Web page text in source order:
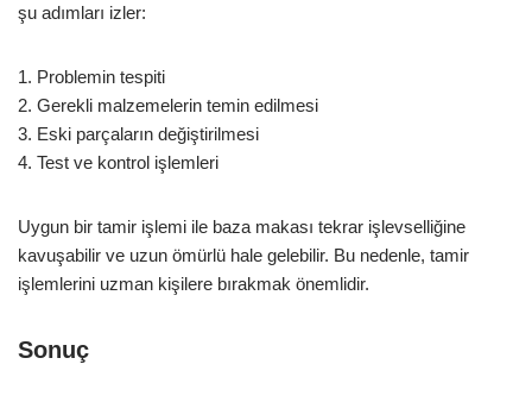
şu adımları izler:
1. Problemin tespiti
2. Gerekli malzemelerin temin edilmesi
3. Eski parçaların değiştirilmesi
4. Test ve kontrol işlemleri
Uygun bir tamir işlemi ile baza makası tekrar işlevselliğine
kavuşabilir ve uzun ömürlü hale gelebilir. Bu nedenle, tamir
işlemlerini uzman kişilere bırakmak önemlidir.
Sonuç